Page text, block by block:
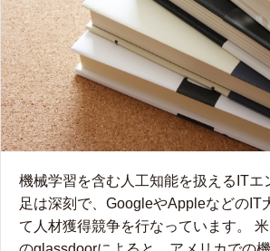
機械学習を含む人工知能を扱えるITエ
足は深刻で、GoogleやAppleなどのIT
て人材獲得競争を行なっています。